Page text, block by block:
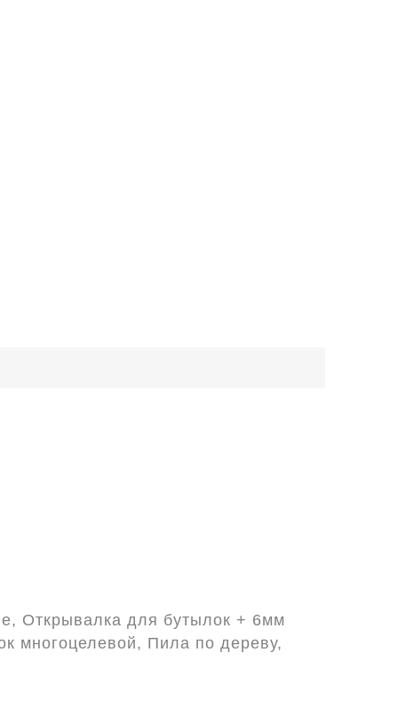
Открывалка для бутылок + 6мм
многоцелевой, Пила по дереву,